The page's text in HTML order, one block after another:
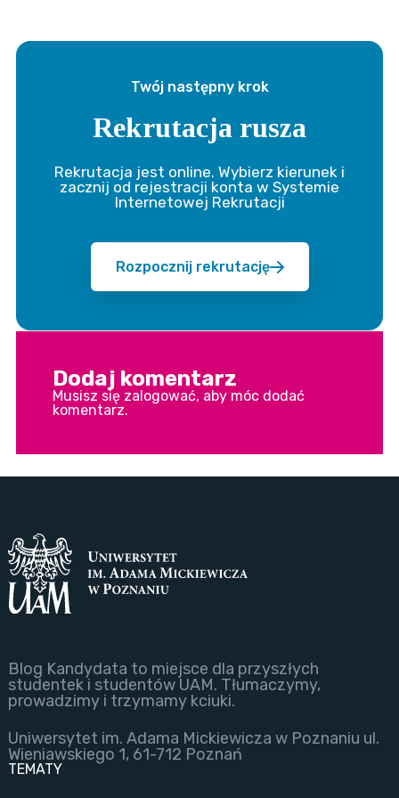
Twój następny krok
Rekrutacja rusza
Rekrutacja jest online. Wybierz kierunek i
zacznij od rejestracji konta w Systemie
Internetowej Rekrutacji
Rozpocznij rekrutację
Dodaj komentarz
Musisz się zalogować, aby móc dodać
komentarz.
Blog Kandydata to miejsce dla przyszłych
studentek i studentów UAM. Tłumaczymy,
prowadzimy i trzymamy kciuki.
Uniwersytet im. Adama Mickiewicza w Poznaniu ul.
Wieniawskiego 1, 61-712 Poznań
TEMATY